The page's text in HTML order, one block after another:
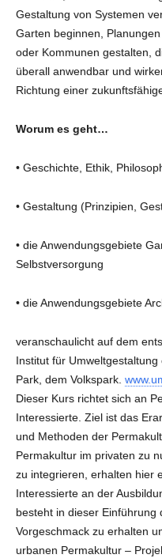
Gestaltung von Systemen
Garten beginnen,
oder Kommunen gestalten,
überall anwendbar und
Richtung einer
Worum es geht…
• Geschichte, Ethik,
• Gestaltung (Prinzipien,
• die Anwendungsgebiete
Selbstversorgung
• die Anwendungsgebiete
veranschaulicht auf dem
Institut für
Park, dem Volkspark.
Dieser Kurs richtet sich an
Interessierte. Ziel ist das
und Methoden der
Permakultur im privaten zu
zu integrieren, erhalten hier
Interessierte an der
besteht in dieser Einführung
Vorgeschmack zu erhalten
urbanen Permakultur –